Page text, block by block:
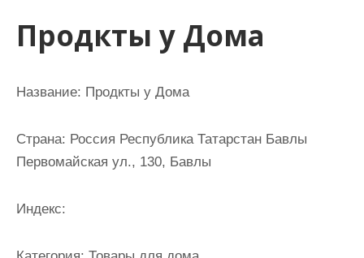
Продкты у Дома
Название: Продкты у Дома
Страна: Россия Республика Татарстан Бавлы
Первомайская ул., 130, Бавлы
Индекс: